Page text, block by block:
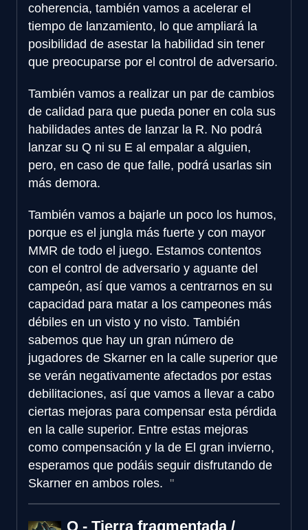
coherencia, también vamos a acelerar el
tiempo de lanzamiento, lo que ampliará la
posibilidad de asestar la habilidad sin tener
que preocuparse por el control de adversario.
También vamos a realizar un par de cambios
de calidad para que pueda poner en cola sus
habilidades antes de lanzar la R. No podrá
lanzar su Q ni su E al empalar a alguien,
pero, en caso de que falle, podrá usarlas sin
más demora.
También vamos a bajarle un poco los humos,
porque es el jungla más fuerte y con mayor
MMR de todo el juego. Estamos contentos
con el control de adversario y aguante del
campeón, así que vamos a centrarnos en su
capacidad para matar a los campeones más
débiles en un visto y no visto. También
sabemos que hay un gran número de
jugadores de Skarner en la calle superior que
se verán negativamente afectados por estas
debilitaciones, así que vamos a llevar a cabo
ciertas mejoras para compensar esta pérdida
en la calle superior. Entre estas mejoras
como compensación y la de El gran invierno,
esperamos que podáis seguir disfrutando de
Skarner en ambos roles.
Q - Tierra fragmentada /